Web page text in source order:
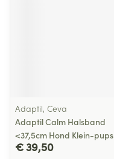
Adaptil, Ceva
Adaptil Calm Halsband
<37,5cm Hond Klein-pups
€ 39,50